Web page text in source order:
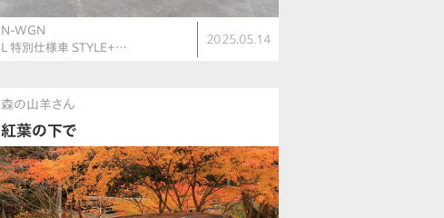
N-WGN
L 特別仕様車 STYLE＋…
2025.05.14
森の山羊さん
紅葉の下で